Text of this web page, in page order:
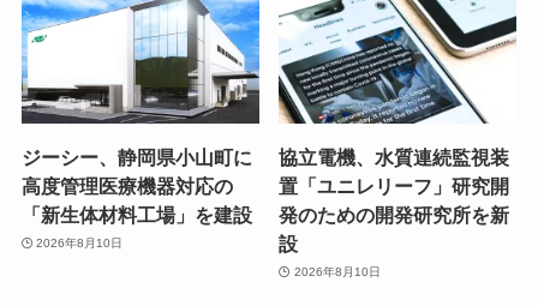
ジーシー、静岡県小山町に
高度管理医療機器対応の
「新生体材料工場」を建設
2026年8月10日
協立電機、水質連続監視装
置「ユニレリーフ」研究開
発のための開発研究所を新
設
2026年8月10日